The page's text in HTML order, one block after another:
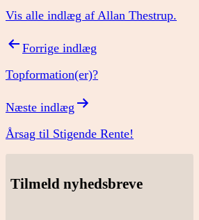
Vis alle indlæg af Allan Thestrup.
Indlægsnavigation
Forrige indlæg
Topformation(er)?
Næste indlæg
Årsag til Stigende Rente!
Tilmeld nyhedsbreve